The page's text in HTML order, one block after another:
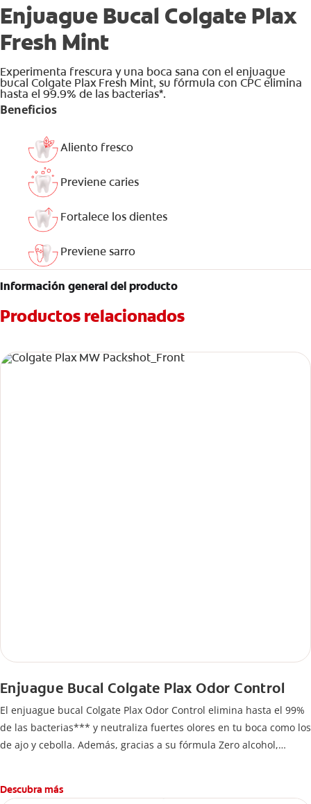
Enjuague Bucal Colgate Plax
Fresh Mint
Experimenta frescura y una boca sana con el enjuague
bucal Colgate Plax Fresh Mint, su fórmula con CPC elimina
hasta el 99.9% de las bacterias*.
Beneficios
Aliento fresco
Previene caries
Fortalece los dientes
Previene sarro
Información general del producto
Productos relacionados
Enjuague Bucal Colgate Plax Odor Control
El enjuague bucal Colgate Plax Odor Control elimina hasta el 99%
de las bacterias*** y neutraliza fuertes olores en tu boca como los
de ajo y cebolla. Además, gracias a su fórmula Zero alcohol,
Descubra más